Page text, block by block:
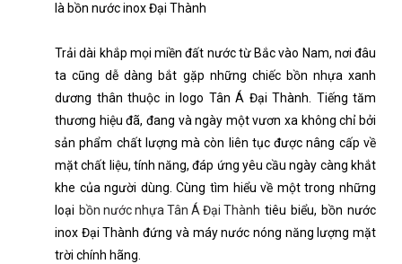
là bồn nước inox Đại Thành
Trải dài khắp mọi miền đất nước từ Bắc vào Nam, nơi đâu
ta cũng dễ dàng bắt gặp những chiếc bồn nhựa xanh
dương thân thuộc in logo Tân Á Đại Thành. Tiếng tăm
thương hiệu đã, đang và ngày một vươn xa không chỉ bởi
sản phẩm chất lượng mà còn liên tục được nâng cấp về
mặt chất liệu, tính năng, đáp ứng yêu cầu ngày càng khắt
khe của người dùng. Cùng tìm hiểu về một trong những
loại bồn nước nhựa Tân Á Đại Thành tiêu biểu, bồn nước
inox Đại Thành đứng và máy nước nóng năng lượng mặt
trời chính hãng.